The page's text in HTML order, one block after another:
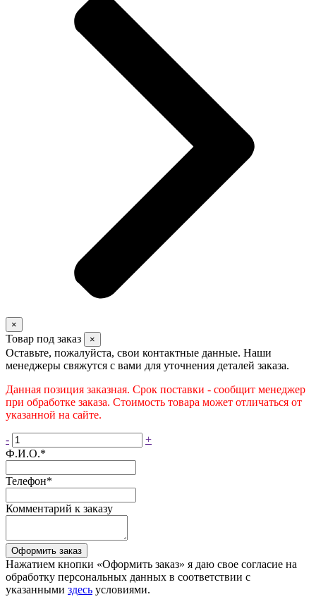
×
Товар под заказ ×
Оставьте, пожалуйста, свои контактные данные. Наши
менеджеры свяжутся с вами для уточнения деталей заказа.
Данная позиция заказная. Срок поставки - сообщит менеджер
при обработке заказа. Стоимость товара может отличаться от
указанной на сайте.
-
+
Ф.И.О.*
Телефон*
Комментарий к заказу
Оформить заказ
Нажатием кнопки «Оформить заказ» я даю свое согласие на
обработку персональных данных в соответствии с
указанными здесь условиями.